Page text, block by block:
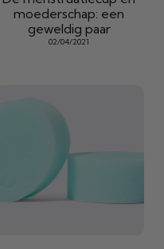
moederschap: een
geweldig paar
02/04/2021